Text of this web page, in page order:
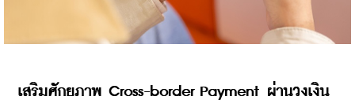
เสริมศักยภาพ Cross-border Payment ผ่านวงเงิน